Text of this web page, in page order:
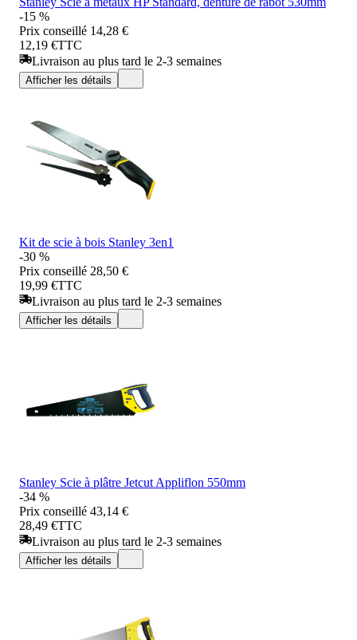
-15 %
Prix conseillé 14,28 €
12,19 €TTC
Livraison au plus tard le 2-3 semaines
Afficher les détails
Kit de scie à bois Stanley 3en1
-30 %
Prix conseillé 28,50 €
19,99 €TTC
Livraison au plus tard le 2-3 semaines
Afficher les détails
Stanley Scie à plâtre Jetcut Appliflon 550mm
-34 %
Prix conseillé 43,14 €
28,49 €TTC
Livraison au plus tard le 2-3 semaines
Afficher les détails